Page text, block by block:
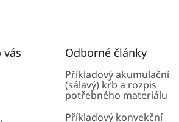
Odborné články
Příkladový akumulační
(sálavý) krb a rozpis
potřebného materiálu
Příkladový konvekční